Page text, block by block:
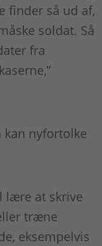
finder så ud af,
soldat. Så
fra
kan nyfortolke
lære at skrive
træne
eksempelvis